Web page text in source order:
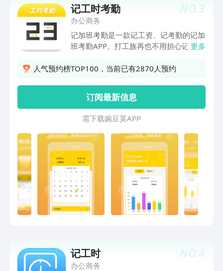
地考勤，工人，班组长可以随时随地都能
查看员工考勤数据，让员工的考勤不再成
为老板的烦心事，实时即可查看员工的考
勤情况。【工地水印相机】真实经纬考勤
水印打卡工作相机，提供工友/班组长手
机考勤打卡、上班打卡、工地打卡、工程
打卡、执勤打卡，适合工程项目管理人
员、项目施工团队、工人上班打卡等多场
景工人工作打卡场景需求，提供现场水印
拍照功能，让信息更加真实，小时工、临
时工、电工、包工都能使用。【联系我
话：400-838-1888公众号：工地招工
NO.3
记工时考勤
办公商务
记加班考勤是一款记工资、记考勤的记加
班考勤APP。打工族再也不用担心记加班
班考勤、算工资软件。设置底薪、每天日
入。 ******特色功能******1、便捷操
作流程，每位用户轻松上手。工资设定：
贴心自定义设置基本工资、考勤备
注！ 2、一款记加班、记账、记考勤、算
工资、备忘的工具，无需再用日历，不仅
快速记录加班考勤，还能当备忘录、记事
本、日记本、账本来使用，首页的日历一
目了然，随时随地用！3、加班考勤随手
记，自动统计工资，工友们都在用的记考
勤、记加班软件！ 4、记考勤：记录考
勤时间，考勤备注，考勤明细清清楚楚，
更多
人气预约榜TOP100，当前已有2870人预约
订阅最新信息
需 下 载 豌 豆 荚 A P P
NO.4
记工时
办公商务